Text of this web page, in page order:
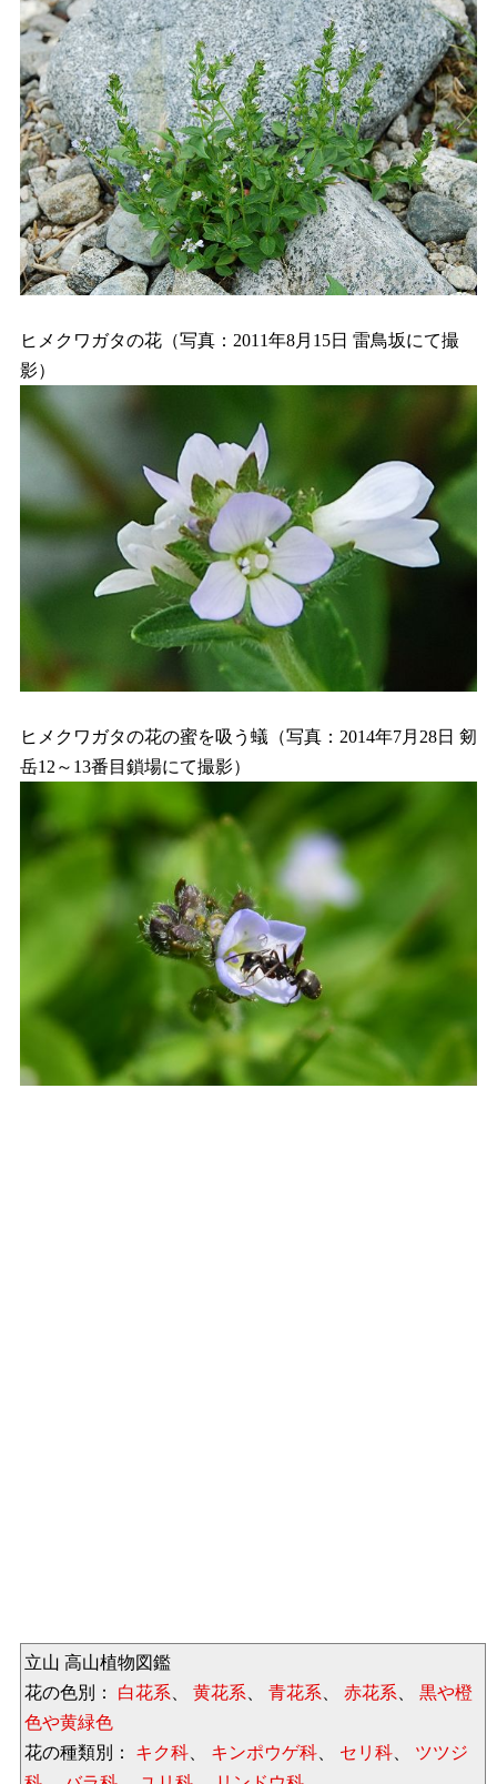
ヒメクワガタの花（写真：2011年8月15日 雷鳥坂にて撮
影）
ヒメクワガタの花の蜜を吸う蟻（写真：2014年7月28日 剱
岳12～13番目鎖場にて撮影）
立山 高山植物図鑑
花の色別： 白花系 黄花系 青花系 赤花系
黒や橙
色や黄緑色
花の種類別： キク科 キンポウゲ科 セリ科
ツツジ